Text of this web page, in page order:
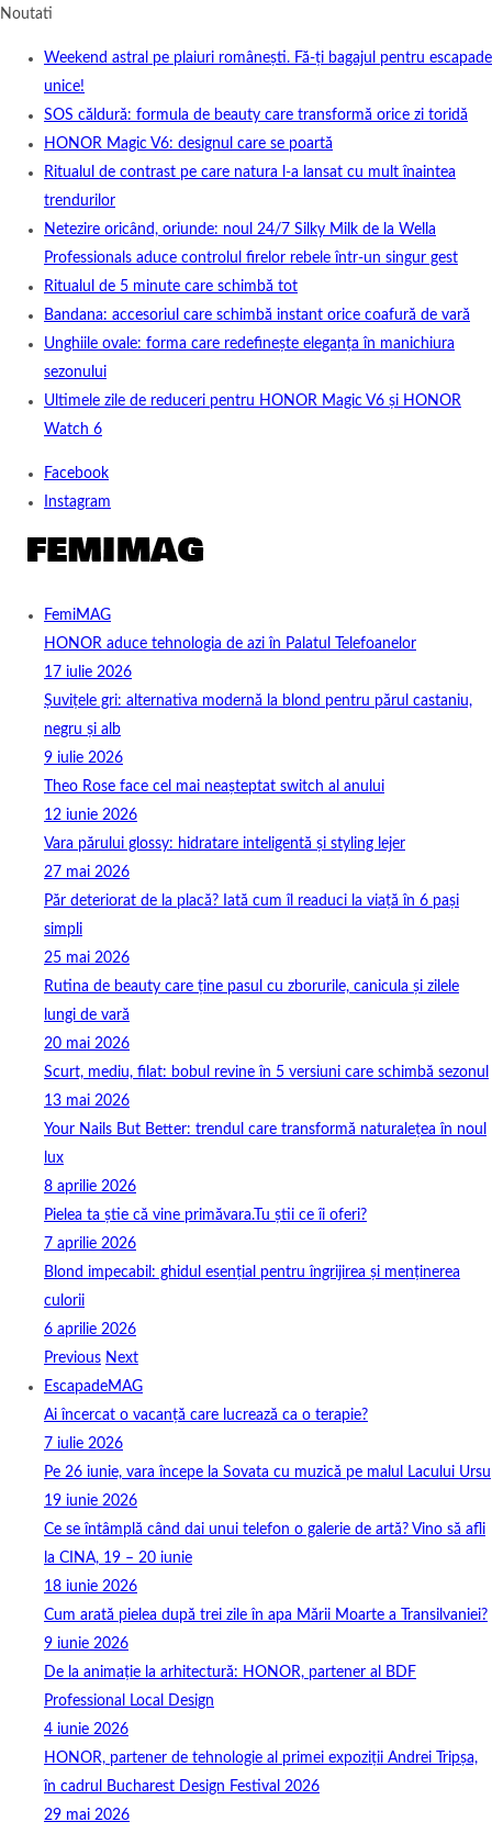
Noutati
Weekend astral pe plaiuri românești. Fă-ți bagajul pentru escapade
unice!
SOS căldură: formula de beauty care transformă orice zi toridă
HONOR Magic V6: designul care se poartă
Ritualul de contrast pe care natura l-a lansat cu mult înaintea
trendurilor
Netezire oricând, oriunde: noul 24/7 Silky Milk de la Wella
Professionals aduce controlul firelor rebele într-un singur gest
Ritualul de 5 minute care schimbă tot
Bandana: accesoriul care schimbă instant orice coafură de vară
Unghiile ovale: forma care redefinește eleganța în manichiura
sezonului
Ultimele zile de reduceri pentru HONOR Magic V6 și HONOR
Watch 6
Facebook
Instagram
FemiMAG
HONOR aduce tehnologia de azi în Palatul Telefoanelor
17 iulie 2026
Șuvițele gri: alternativa modernă la blond pentru părul castaniu,
negru și alb
9 iulie 2026
Theo Rose face cel mai neașteptat switch al anului
12 iunie 2026
Vara părului glossy: hidratare inteligentă și styling lejer
27 mai 2026
Păr deteriorat de la placă? Iată cum îl readuci la viață în 6 pași
simpli
25 mai 2026
Rutina de beauty care ține pasul cu zborurile, canicula și zilele
lungi de vară
20 mai 2026
Scurt, mediu, filat: bobul revine în 5 versiuni care schimbă sezonul
13 mai 2026
Your Nails But Better: trendul care transformă naturalețea în noul
lux
8 aprilie 2026
Pielea ta știe că vine primăvara.Tu știi ce îi oferi?
7 aprilie 2026
Blond impecabil: ghidul esențial pentru îngrijirea și menținerea
culorii
6 aprilie 2026
Previous Next
EscapadeMAG
Ai încercat o vacanță care lucrează ca o terapie?
7 iulie 2026
Pe 26 iunie, vara începe la Sovata cu muzică pe malul Lacului Ursu
19 iunie 2026
Ce se întâmplă când dai unui telefon o galerie de artă? Vino să afli
la CINA, 19 – 20 iunie
18 iunie 2026
Cum arată pielea după trei zile în apa Mării Moarte a Transilvaniei?
9 iunie 2026
De la animație la arhitectură: HONOR, partener al BDF
Professional Local Design
4 iunie 2026
HONOR, partener de tehnologie al primei expoziții Andrei Tripșa,
în cadrul Bucharest Design Festival 2026
29 mai 2026